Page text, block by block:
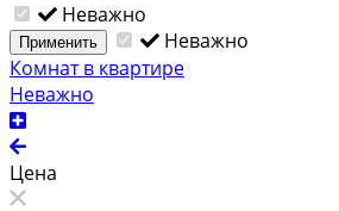
Неважно
Применить
Неважно
Комнат в квартире
Неважно
Цена